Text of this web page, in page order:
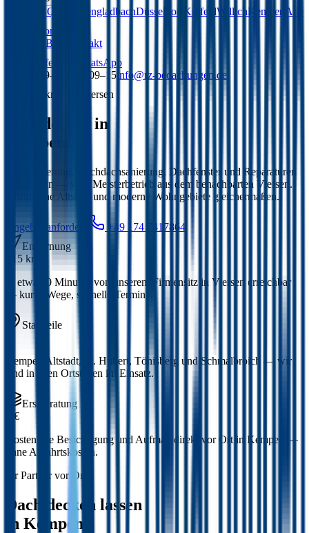
HQ MönchengladbachDüsseldorf KrefeldWillichKempen
Alle
15 Standorte
Blog
Kontakt
Anrufen
WhatsApp
Mo–Fr 09–19 · Sa 09–15 info@rz-bedachungen.de
~15 km von Viersen
Dachdecker in
Kempen.
Dachsanierung, Flachdachsanierung, Dachfenster und Reparaturen
in Kempen — vom Meisterbetrieb aus dem benachbarten Viersen.
Historische Altstadt und moderne Wohngebiete gleichermaßen.
Angebot anfordern
+49 174 7417864
Entfernung
~15 km
In etwa 20 Minuten von unserem Firmensitz in Viersen erreichbar
— kurze Wege, schnelle Termine.
Stadtteile
Kempen Altstadt, St. Hubert, Tönisberg und Schmalbroich — wir
sind in allen Ortsteilen im Einsatz.
Erstberatung
0 €
Kostenlose Besichtigung und Aufmaß direkt vor Ort in Kempen —
ohne Anfahrtskosten.
Ihr Partner vor Ort
Dach decken lassen
in Kempen.